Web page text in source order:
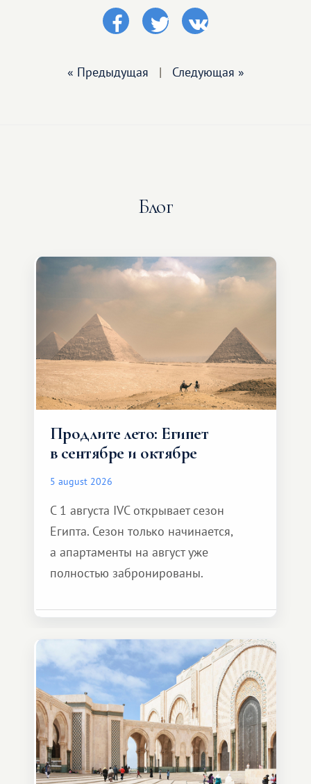
« Предыдущая | Следующая »
Блог
Продлите лето: Египет
в сентябре и октябре
5 august 2026
С 1 августа IVC открывает сезон
Египта. Сезон только начинается,
а апартаменты на август уже
полностью забронированы.